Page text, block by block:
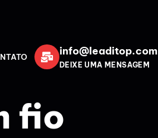
info@leaditop.com
DEIXE UMA MENSAGEM
fio